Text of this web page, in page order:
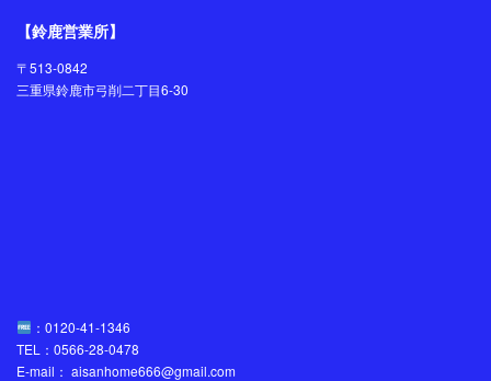
【鈴鹿営業所】
〒513-0842
三重県鈴鹿市弓削二丁目6-30
：0120-41-1346
TEL：0566-28-0478
E-mail： aisanhome666@gmail.com